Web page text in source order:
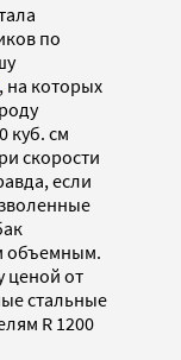
по
, на которых
куб. см
скорости
если
объемным.
ценой от
стальные
R 1200